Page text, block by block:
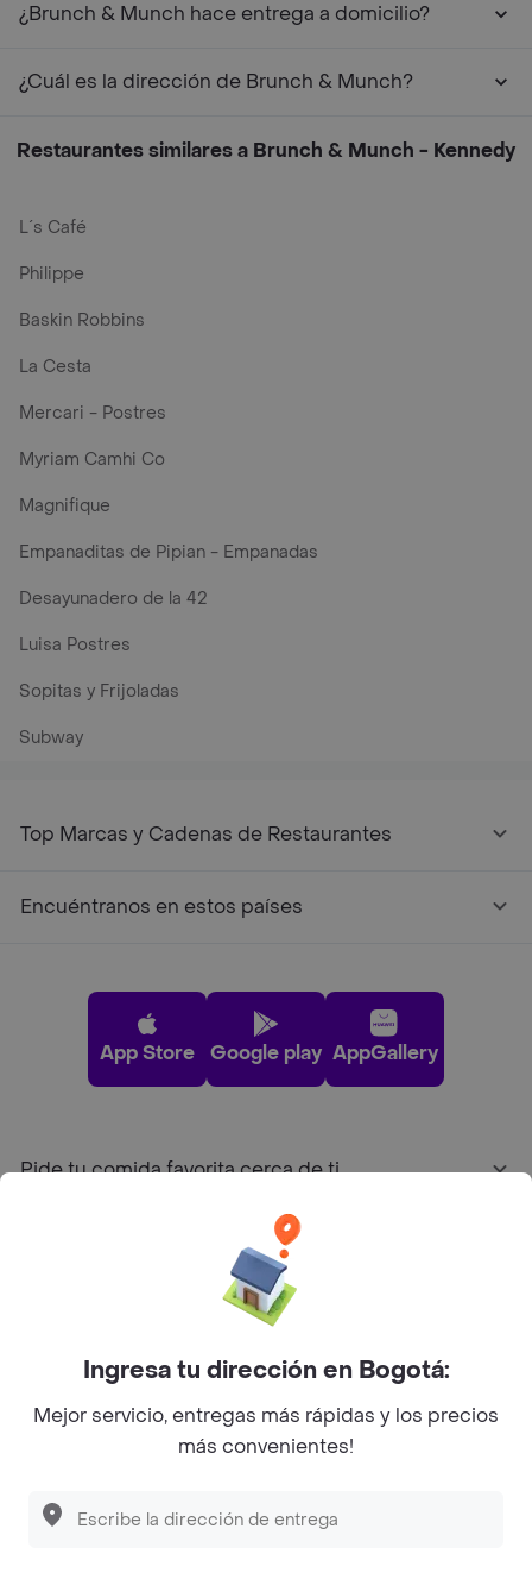
¿Brunch & Munch hace entrega a domicilio?
¿Cuál es la dirección de Brunch & Munch?
Restaurantes similares a Brunch & Munch - Kennedy
L´s Café
Philippe
Baskin Robbins
La Cesta
Mercari - Postres
Myriam Camhi Co
Magnifique
Empanaditas de Pipian - Empanadas
Desayunadero de la 42
Luisa Postres
Sopitas y Frijoladas
Subway
Top Marcas y Cadenas de Restaurantes
Encuéntranos en estos países
App Store Google play AppGallery
Pide tu comida favorita cerca de ti
Sobre Rappi
Facebook
Twitter
Instagram
©2026Rappi Inc. All rights reserved.
Ingresa tu dirección en Bogotá:
Mejor servicio, entregas más rápidas y los precios
más convenientes!